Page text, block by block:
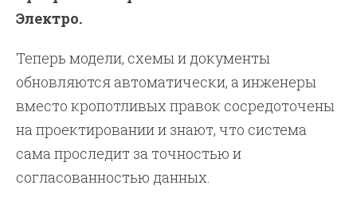
Электро.
Теперь модели, схемы и документы
обновляются автоматически, а инженеры
вместо кропотливых правок сосредоточены
на проектировании и знают, что система
сама проследит за точностью и
согласованностью данных.